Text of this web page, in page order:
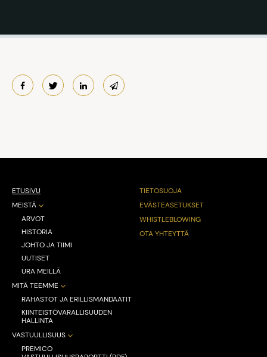
ETUSIVU
MEISTÄ
ARVOT
HISTORIA
JOHTO JA TIIMI
UUTISET
URA MEILLÄ
MITÄ TEEMME
RAHASTOT JA ERILLISMANDAATIT
KIINTEISTÖVARALLISUUDEN
HALLINTA
VASTUULLISUUS
PREMICO
TIETOSUOJA
EVÄSTEASETUKSET
WHISTLEBLOWING
OTA YHTEYTTÄ